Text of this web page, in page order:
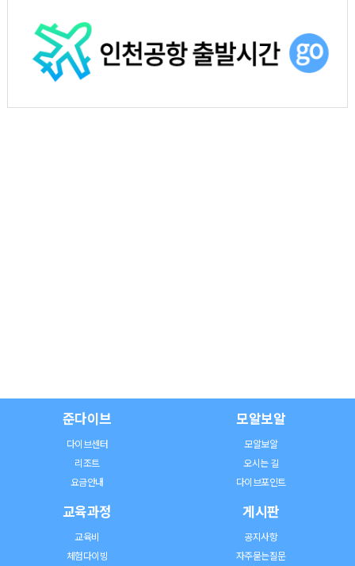
준다이브
다이브센터
리조트
요금안내
모알보알
모알보알
오시는 길
다이브포인트
교육과정
교육비
체험다이빙
게시판
공지사항
자주묻는질문